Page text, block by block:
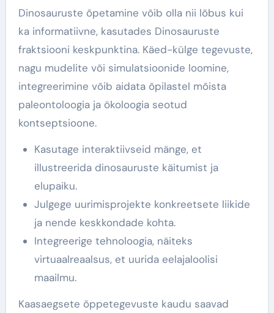
Dinosauruste õpetamine võib olla nii lõbus kui
ka informatiivne, kasutades Dinosauruste
fraktsiooni keskpunktina. Käed-külge tegevuste,
nagu mudelite või simulatsioonide loomine,
integreerimine võib aidata õpilastel mõista
paleontoloogia ja ökoloogia seotud
kontseptsioone.
Kasutage interaktiivseid mänge, et
illustreerida dinosauruste käitumist ja
elupaiku.
Julgege uurimisprojekte konkreetsete liikide
ja nende keskkondade kohta.
Integreerige tehnoloogia, näiteks
virtuaalreaalsus, et uurida eelajaloolisi
maailmu.
Kaasaegsete õppetegevuste kaudu saavad